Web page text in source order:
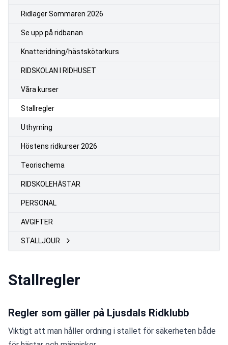
Ridläger Sommaren 2026
Se upp på ridbanan
Knatteridning/hästskötarkurs
RIDSKOLAN I RIDHUSET
Våra kurser
Stallregler
Uthyrning
Höstens ridkurser 2026
Teorischema
RIDSKOLEHÄSTAR
PERSONAL
AVGIFTER
STALLJOUR
Stallregler
Regler som gäller på Ljusdals Ridklubb
Viktigt att man håller ordning i stallet för säkerheten både